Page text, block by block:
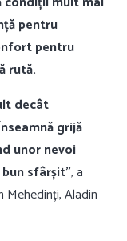
pentru
pentru
rută.
decât
grijă
unor nevoi
sfârșit”, a
Mehedinți, Aladin